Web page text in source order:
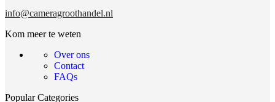
info@cameragroothandel.nl
Kom meer te weten
Over ons
Contact
FAQs
Popular Categories